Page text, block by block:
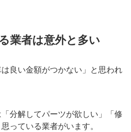
業者は意外と多い
良い金額がつかない」と思われ
分解してパーツが欲しい」「修
っている業者がいます。